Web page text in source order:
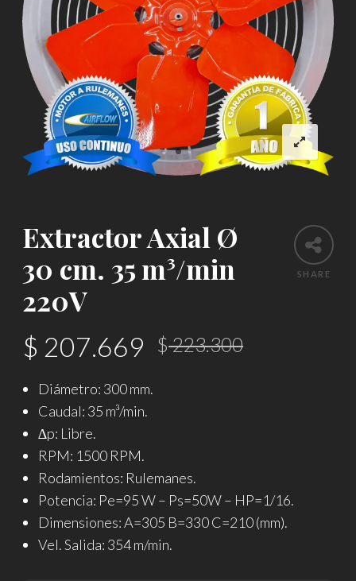
SHARE
Extractor Axial Ø
30 cm. 35 m³/min
220V
$223.300El
$ 207.669
El
Diámetro: 300 mm.
Caudal: 35 m³/min.
∆p: Libre.
RPM: 1500 RPM.
Rodamientos: Rulemanes.
Potencia: Pe=95 W – Ps=50W – HP=1/16.
Dimensiones: A=305 B=330 C=210 (mm).
Vel. Salida: 354 m/min.